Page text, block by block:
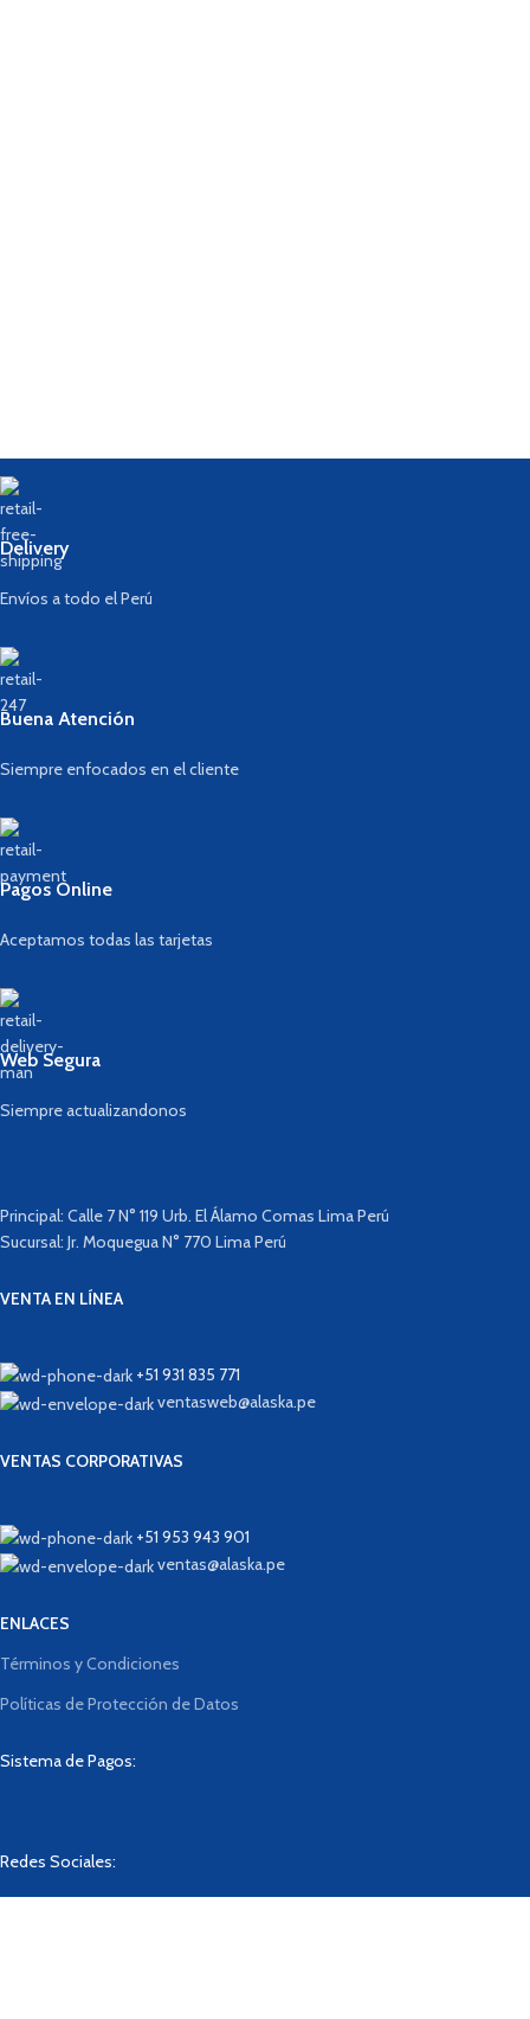
Delivery
Envíos a todo el Perú
Buena Atención
Siempre enfocados en el cliente
Pagos Online
Aceptamos todas las tarjetas
Web Segura
Siempre actualizandonos
Principal: Calle 7 N° 119 Urb. El Álamo Comas Lima Perú
Sucursal: Jr. Moquegua N° 770 Lima Perú
VENTA EN LÍNEA
+51 931 835 771
ventasweb@alaska.pe
VENTAS CORPORATIVAS
+51 953 943 901
ventas@alaska.pe
ENLACES
Términos y Condiciones
Políticas de Protección de Datos
Sistema de Pagos:
Redes Sociales: